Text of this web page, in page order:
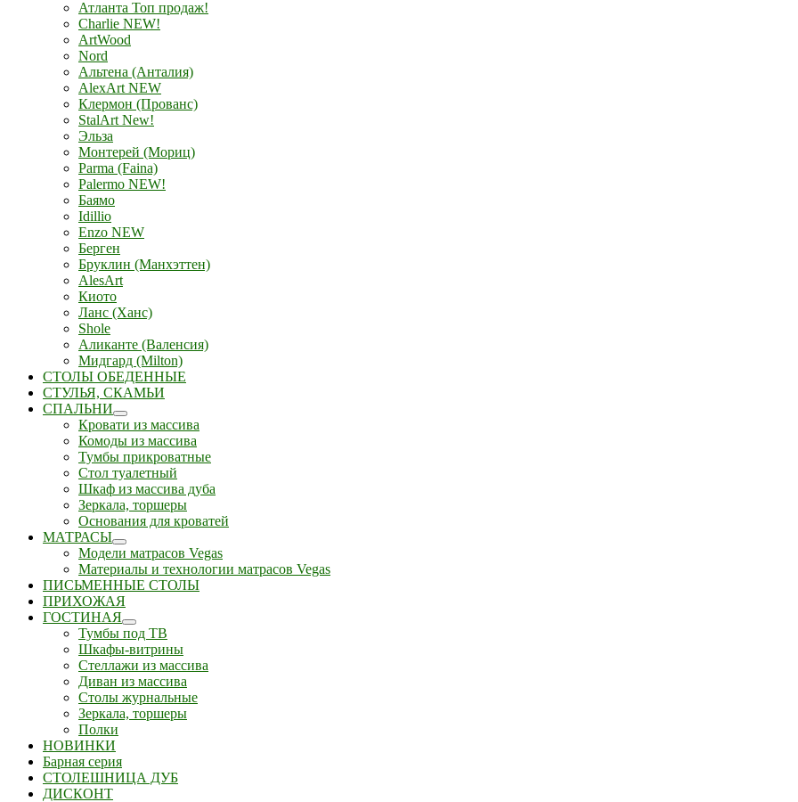
Атланта Топ продаж!
Charlie NEW!
ArtWood
Nord
Альтена (Анталия)
AlexArt NEW
Клермон (Прованс)
StalArt New!
Эльза
Монтерей (Мориц)
Parma (Faina)
Palermo NEW!
Баямо
Idillio
Enzo NEW
Берген
Бруклин (Манхэттен)
AlesArt
Киото
Ланс (Ханс)
Shole
Аликанте (Валенсия)
Мидгард (Milton)
СТОЛЫ ОБЕДЕННЫЕ
СТУЛЬЯ, СКАМЬИ
СПАЛЬНИ
Кровати из массива
Комоды из массива
Тумбы прикроватные
Стол туалетный
Шкаф из массива дуба
Зеркала, торшеры
Основания для кроватей
МАТРАСЫ
Модели матрасов Vegas
Материалы и технологии матрасов Vegas
ПИСЬМЕННЫЕ СТОЛЫ
ПРИХОЖАЯ
ГОСТИНАЯ
Тумбы под ТВ
Шкафы-витрины
Стеллажи из массива
Диван из массива
Столы журнальные
Зеркала, торшеры
Полки
НОВИНКИ
Барная серия
СТОЛЕШНИЦА ДУБ
ДИСКОНТ